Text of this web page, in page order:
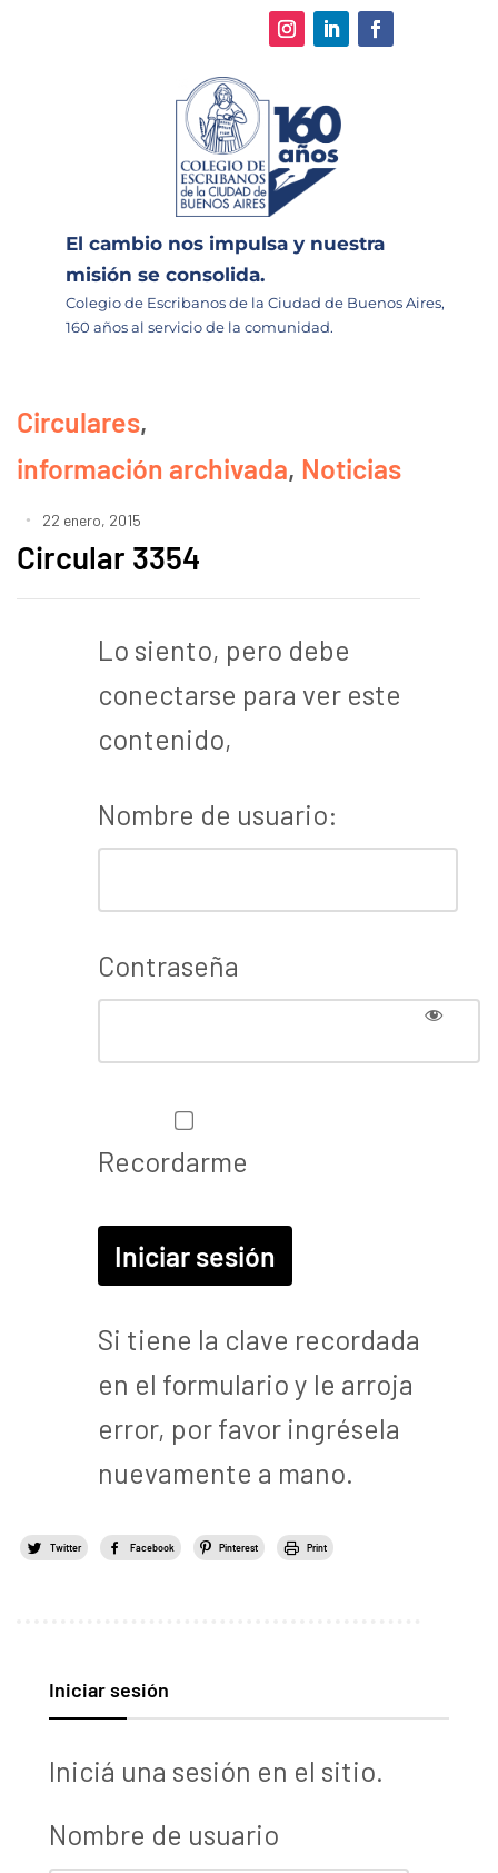
El cambio nos impulsa y nuestra
misión se consolida.
Colegio de Escribanos de la Ciudad de Buenos Aires,
160 años al servicio de la comunidad.
Circulares,
información archivada, Noticias
22 enero, 2015
Circular 3354
Lo siento, pero debe
conectarse para ver este
contenido,
Nombre de usuario:
Contraseña
Recordarme
Si tiene la clave recordada
en el formulario y le arroja
error, por favor ingrésela
nuevamente a mano.
Twitter Facebook Pinterest Print
Iniciar sesión
Iniciá una sesión en el sitio.
Nombre de usuario